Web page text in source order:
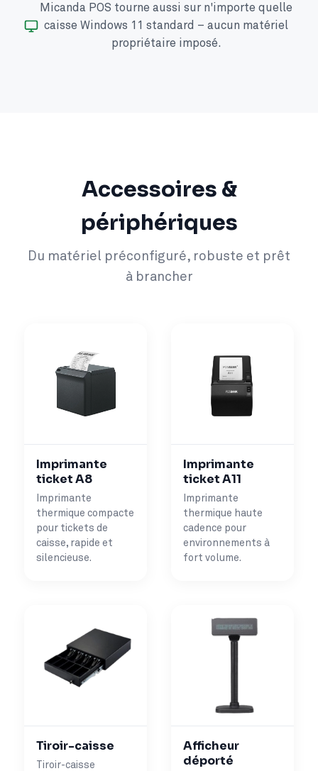
Micanda POS tourne aussi sur n'importe quelle
caisse Windows 11 standard – aucun matériel
propriétaire imposé.
Accessoires &
périphériques
Du matériel préconfiguré, robuste et prêt
à brancher
Imprimante
ticket A8
Imprimante
thermique compacte
pour tickets de
caisse, rapide et
silencieuse.
Imprimante
ticket A11
Imprimante
thermique haute
cadence pour
environnements à
fort volume.
Tiroir-caisse
Tiroir-caisse
Afficheur
déporté